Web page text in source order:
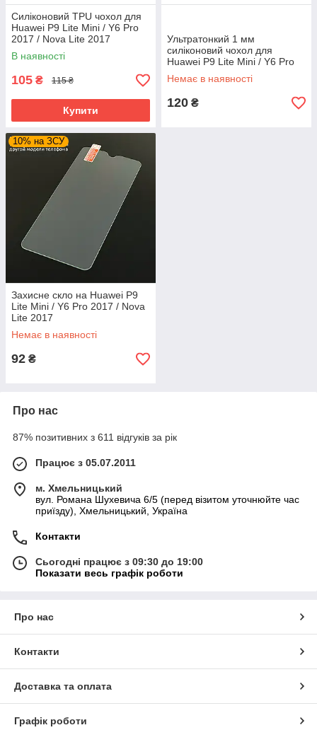
Силіконовий TPU чохол для
Huawei P9 Lite Mini / Y6 Pro
2017 / Nova Lite 2017
В наявності
105 ₴ 115 ₴
Купити
Ультратонкий 1 мм
силіконовий чохол для
Huawei P9 Lite Mini / Y6 Pro
2017 / Nova Lite 2017
Немає в наявності
120 ₴
10% на ЗСУ
Захисне скло на Huawei P9
Lite Mini / Y6 Pro 2017 / Nova
Lite 2017
Немає в наявності
92 ₴
Про нас
87% позитивних з 611 відгуків за рік
Працює з 05.07.2011
м. Хмельницький
вул. Романа Шухевича 6/5 (перед візитом уточнюйте час
приїзду), Хмельницький, Україна
Контакти
Сьогодні працює з 09:30 до 19:00
Показати весь графік роботи
Про нас
Контакти
Доставка та оплата
Графік роботи